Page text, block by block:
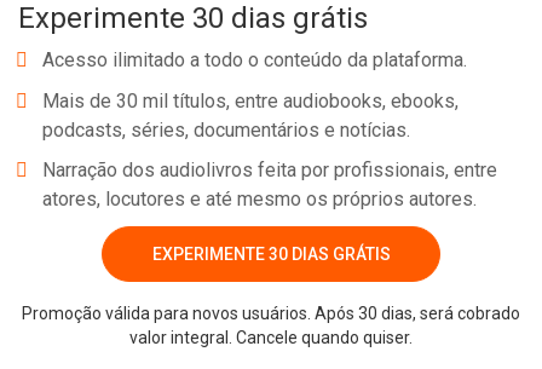
Experimente 30 dias grátis
Acesso ilimitado a todo o conteúdo da plataforma.
Mais de 30 mil títulos, entre audiobooks, ebooks,
podcasts, séries, documentários e notícias.
Narração dos audiolivros feita por profissionais, entre
atores, locutores e até mesmo os próprios autores.
EXPERIMENTE 30 DIAS GRÁTIS
Promoção válida para novos usuários. Após 30 dias, será cobrado
valor integral. Cancele quando quiser.